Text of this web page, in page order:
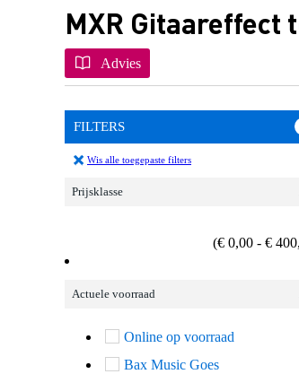
MXR Gitaareffect
Advies
FILTERS
Wis alle toegepaste filters
Prijsklasse
(€ 0,00 - €
Actuele voorraad
Online op voorraad
Bax Music Goes